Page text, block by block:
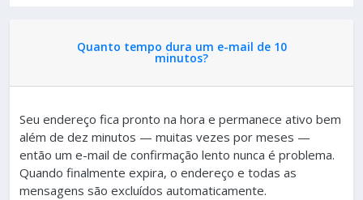
Quanto tempo dura um e-mail de 10
minutos?
Seu endereço fica pronto na hora e permanece ativo bem
além de dez minutos — muitas vezes por meses —
então um e-mail de confirmação lento nunca é problema.
Quando finalmente expira, o endereço e todas as
mensagens são excluídos automaticamente.